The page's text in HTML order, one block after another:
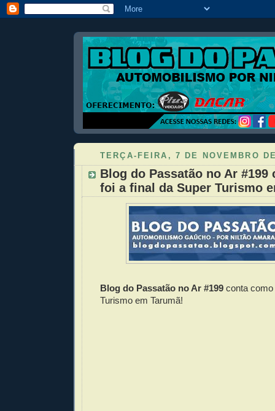
TERÇA-FEIRA, 7 DE NOVEMBRO
Blog do Passatão no Ar #199
foi a final da Super Turismo
Blog do Passatão no Ar #199 conta como
Turismo em Tarumã!